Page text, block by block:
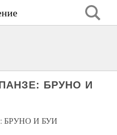
БРУНО И
И БУИ